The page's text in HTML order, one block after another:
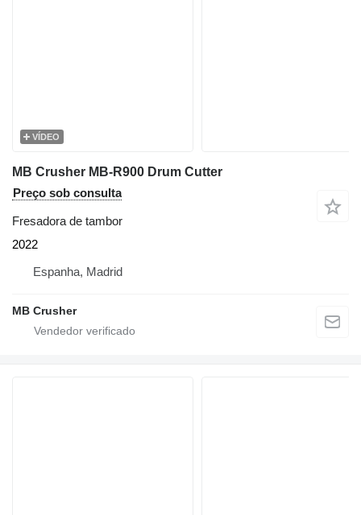
VÍDEO
MB Crusher MB-R900 Drum Cutter
Preço sob consulta
Fresadora de tambor
2022
Espanha, Madrid
MB Crusher